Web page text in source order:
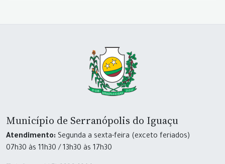
Município de Serranópolis do Iguaçu
Atendimento: Segunda a sexta-feira (exceto feriados)
07h30 às 11h30 / 13h30 às 17h30